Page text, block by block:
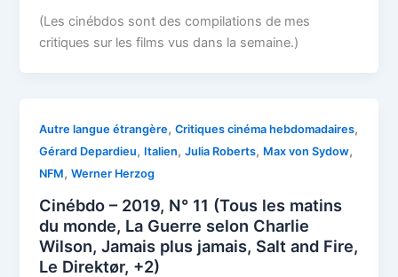
(Les cinébdos sont des compilations de mes
critiques sur les films vus dans la semaine.)
Autre langue étrangère,Critiques cinéma hebdomadaires,
Gérard Depardieu, Italien,Julia Roberts, Max von Sydow,
NFM,Werner Herzog
Cinébdo – 2019, N° 11 (Tous les matins
du monde, La Guerre selon Charlie
Wilson, Jamais plus jamais, Salt and Fire,
Le Direktør, +2)